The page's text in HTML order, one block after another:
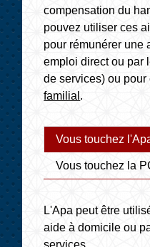
compensation du
pouvez utiliser ces
pour rémunérer une
emploi direct ou par
de services) ou
familial .
Vous touchez
Vous touchez la
L'Apa peut être
aide à domicile ou